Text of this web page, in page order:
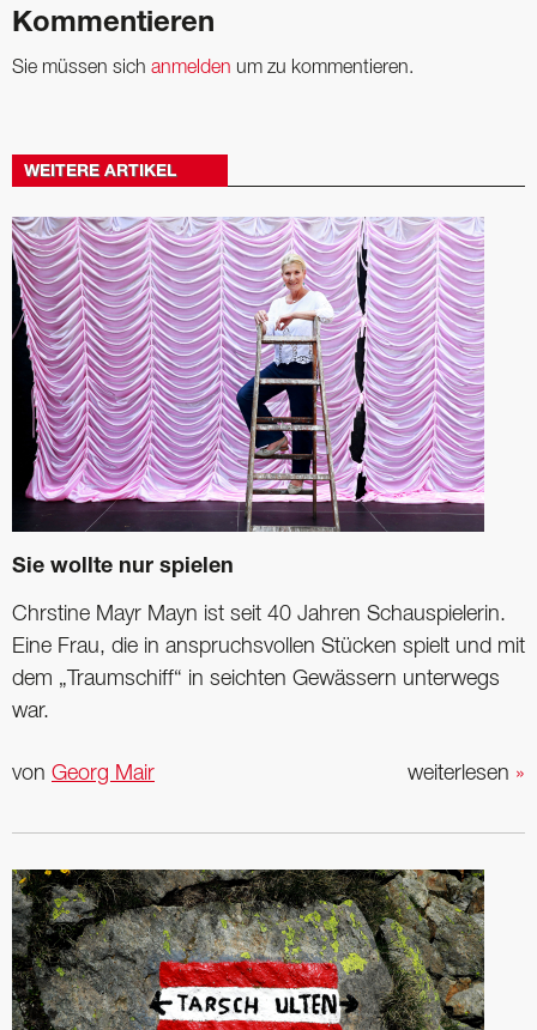
Kommentieren
Sie müssen sich anmelden um zu kommentieren.
WEITERE ARTIKEL
Sie wollte nur spielen
Chrstine Mayr Mayn ist seit 40 ­Jahren Schauspielerin.
Eine Frau, die in anspruchsvollen Stücken spielt und mit
dem „Traumschiff“ in seichten ­Gewässern unterwegs
war.
weiterlesen »
von Georg Mair